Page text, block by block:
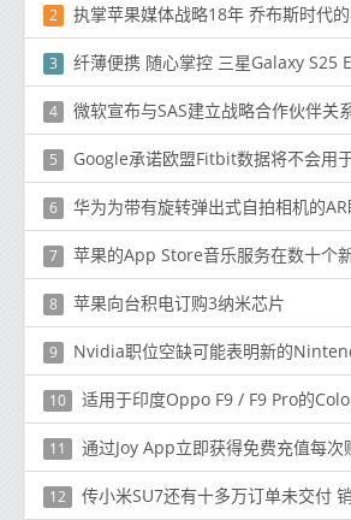
2 执掌苹果媒体战略18年 乔布斯时代
3 纤薄便携 随心掌控 三星Galaxy S25
4 微软宣布与SAS建立战略合作伙伴关
5 Google承诺欧盟Fitbit数据将不会用于进一步
6 华为为带有旋转弹出式自拍相机的
7 苹果的App Store音乐服务在数十个
8 苹果向台积电订购3纳米芯片
9 Nvidia职位空缺可能表明新的
10 适用于印度Oppo F9 / F9 Pro的ColorOS
11 通过Joy App立即获得免费充值每次
12 传小米SU7还有十多万订单未交付 销